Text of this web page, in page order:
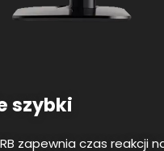
szybki
zapewnia czas reakcji